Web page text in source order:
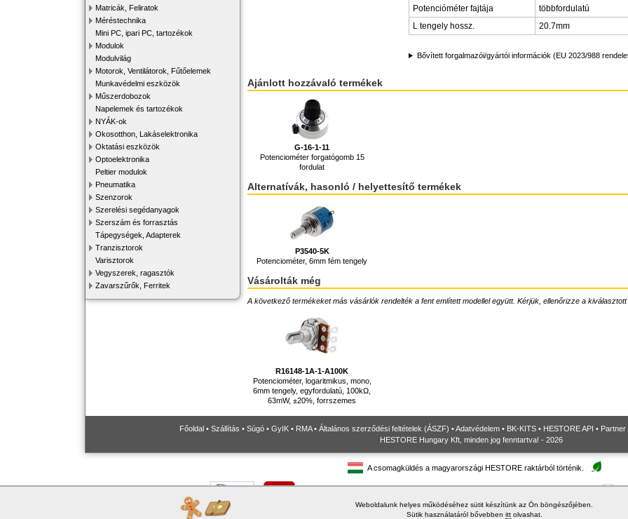
Matricák, Feliratok
Méréstechnika
Mini PC, ipari PC, tartozékok
Modulok
Modulvilág
Motorok, Ventilátorok, Fűtőelemek
Munkavédelmi eszközök
Műszerdobozok
Napelemek és tartozékok
NYÁK-ok
Okosotthon, Lakáselektronika
Oktatási eszközök
Optoelektronika
Peltier modulok
Pneumatika
Szenzorok
Szerelési segédanyagok
Szerszám és forrasztás
Tápegységek, Adapterek
Tranzisztorok
Varisztorok
Vegyszerek, ragasztók
Zavarszűrők, Ferritek
Potencióméter fajtája
többfordulatú
L tengely hossz.
20.7mm
Bővített forgalmazói/gyártói információk (EU 2023/988
Ajánlott hozzávaló termékek
G-16-1-11
Potenciométer forgatógomb 15
fordulat
Alternatívák, hasonló / helyettesítő termékek
P3540-5K
Potenciométer, 6mm fém tengely
Vásárolták még
A következő termékeket más vásárlók rendelték a fent említett modellel együtt. Kérjük, ellenőrizze a
R16148-1A-1-A100K
Potenciométer, logaritmikus, mono,
6mm tengely, egyfordulatú, 100kΩ,
63mW, ±20%, forrszemes
Főoldal • Szállítás • Súgó • GyIK • RMA• Általános szerződési feltételek (ÁSZF) •Adatvédelem • BK-KITS • HESTORE API •
HESTORE Hungary Kft, minden jog fenntartva! - 2026
Weboldalunk helyes működéséhez sütit készítünk az Ön böngészőjében.
Sütik használatáról bővebben ittolvashat.
A csomagküldés a magyarországi HESTORE raktárból történik.